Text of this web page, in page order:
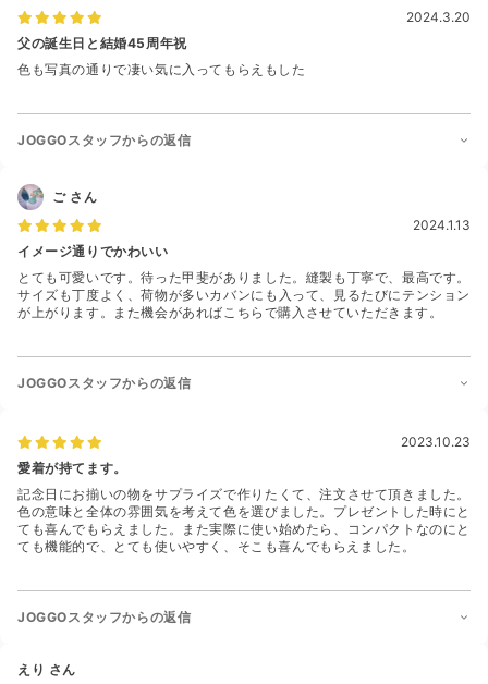
2024.3.20
父の誕生日と結婚45周年祝
色も写真の通りで凄い気に入ってもらえもした
JOGGOスタッフからの返信
ご さん
2024.1.13
イメージ通りでかわいい
とても可愛いです。待った甲斐がありました。縫製も丁寧で、最高です。
サイズも丁度よく、荷物が多いカバンにも入って、見るたびにテンション
が上がります。また機会があればこちらで購入させていただきます。
JOGGOスタッフからの返信
2023.10.23
愛着が持てます。
記念日にお揃いの物をサプライズで作りたくて、注文させて頂きました。
色の意味と全体の雰囲気を考えて色を選びました。プレゼントした時にと
ても喜んでもらえました。また実際に使い始めたら、コンパクトなのにと
ても機能的で、とても使いやすく、そこも喜んでもらえました。
JOGGOスタッフからの返信
えり さん